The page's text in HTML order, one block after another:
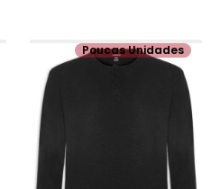
Poucas Unidades